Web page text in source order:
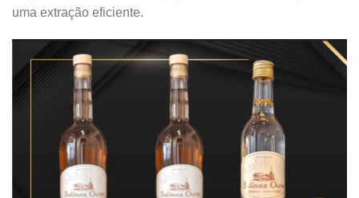
uma extração eficiente.